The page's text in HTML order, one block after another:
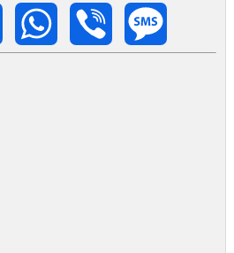
Facebook WhatsApp Viber